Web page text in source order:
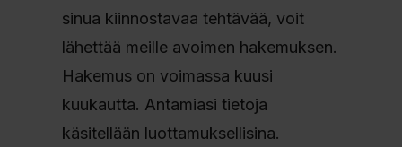
sinua kiinnostavaa tehtävää, voit
lähettää meille avoimen hakemuksen.
Hakemus on voimassa kuusi
kuukautta. Antamiasi tietoja
käsitellään luottamuksellisina.